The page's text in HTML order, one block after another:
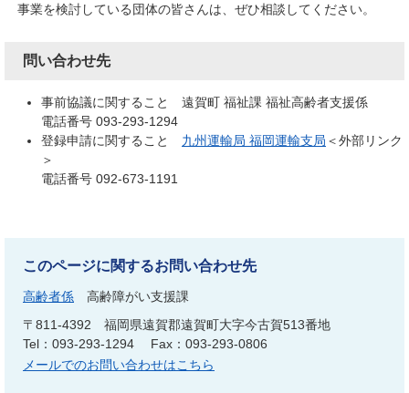
事業を検討している団体の皆さんは、ぜひ相談してください。
問い合わせ先
事前協議に関すること 遠賀町 福祉課 福祉高齢者支援係
電話番号 093-293-1294
登録申請に関すること 九州運輸局 福岡運輸支局 ＜外部リンク
＞
電話番号 092-673-1191
このページに関するお問い合わせ先
高齢者係
高齢障がい支援課
〒811-4392
福岡県遠賀郡遠賀町大字今古賀513番地
Tel：093-293-1294
Fax：093-293-0806
メールでのお問い合わせはこちら